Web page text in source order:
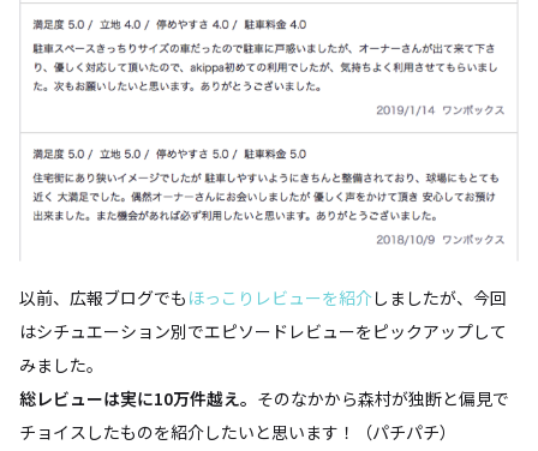
以前、広報ブログでも ほっこりレビューを紹介しましたが、今回
はシチュエーション別でエピソードレビューをピックアップして
みました。
総レビューは実に10万件越え。 そのなかから森村が独断と偏見で
チョイスしたものを紹介したいと思います！（パチパチ）